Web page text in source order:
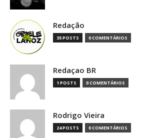
Redação
35 POSTS 0 COMENTÁRIOS
Redaçao BR
1 POSTS 0 COMENTÁRIOS
Rodrigo Vieira
24 POSTS 0 COMENTÁRIOS